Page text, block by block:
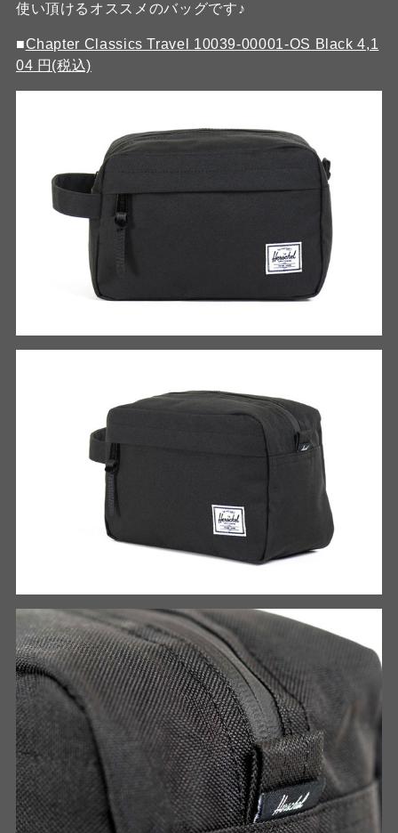
使い頂けるオススメのバッグです♪
■Chapter Classics Travel 10039-00001-OS Black 4,1
04 円(税込)